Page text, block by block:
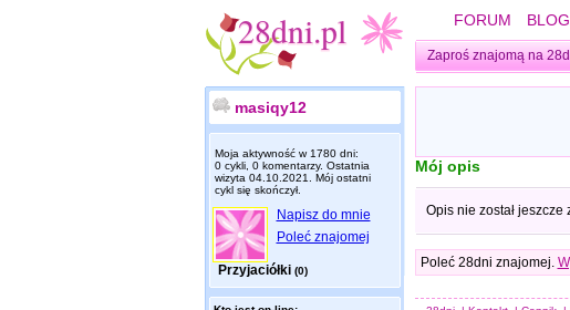
FORUM BLOG
Zaproś znajomą na
masiqy12
Moja aktywność w 1780 dni:
0 cykli, 0 komentarzy. Ostatnia
wizyta 04.10.2021
. Mój ostatni
cykl się skończył.
Napisz do mnie
Poleć znajomej
Przyjaciółki (0)
Mój opis
Opis nie został jeszcze
Poleć 28dni znajomej.